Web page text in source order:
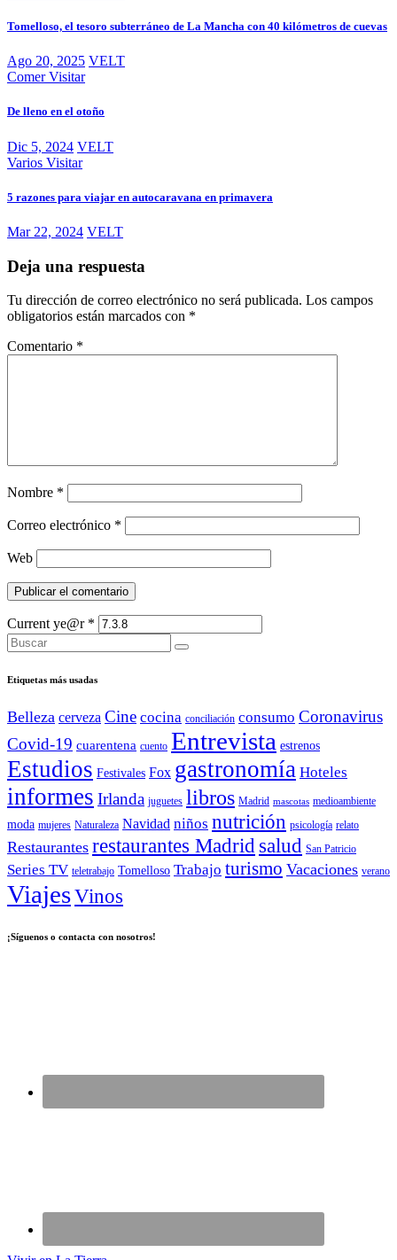
Tomelloso, el tesoro subterráneo de La Mancha con 40 kilómetros de cuevas
Ago 20, 2025 VELT
ComerVisitar
De lleno en el otoño
Dic 5, 2024 VELT
Varios Visitar
5 razones para viajar en autocaravana en primavera
Mar 22, 2024 VELT
Deja una respuesta
Tu dirección de correo electrónico no será publicada. Los campos
obligatorios están marcados con *
Comentario *
Nombre *
Correo electrónico *
Web
Current ye@r *
Etiquetas más usadas
Belleza cerveza Cine cocina conciliación consumo Coronavirus
Covid-19 cuarentena cuento Entrevista estrenos
Estudios Festivales Fox gastronomía Hoteles
informes Irlanda juguetes libros Madrid mascotas medioambiente
moda mujeres Naturaleza Navidad niños nutrición psicología relato
Restaurantes restaurantes Madrid salud San Patricio
Series TV teletrabajo Tomelloso Trabajo turismo Vacaciones verano
ViajesVinos
¡Síguenos o contacta con nosotros!